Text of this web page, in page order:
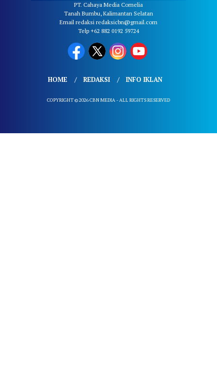
PT. Cahaya Media Cornelia
Tanah Bumbu, Kalimantan Selatan
Email redaksi redaksicbn@gmail.com
Telp +62 882 0192 59724
HOME REDAKSI INFO IKLAN
COPYRIGHT © 2026 CBN MEDIA - ALL RIGHTS RESERVED